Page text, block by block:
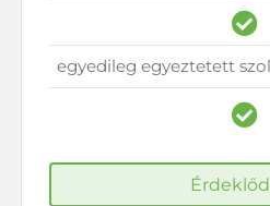
egyedileg egyeztetett